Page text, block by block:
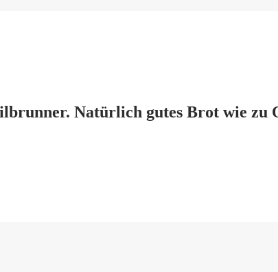
Natürlich gutes Brot wie zu